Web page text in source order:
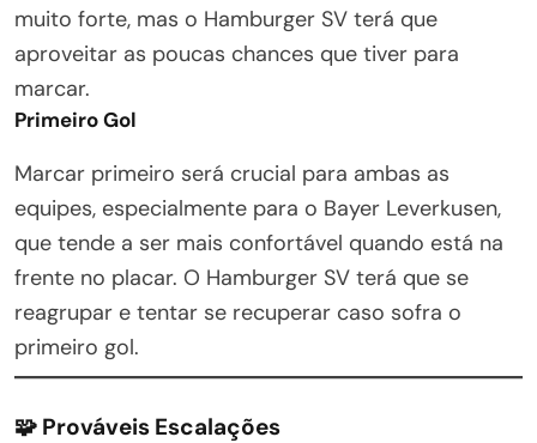
muito forte, mas o Hamburger SV terá que
aproveitar as poucas chances que tiver para
marcar.
Primeiro Gol
Marcar primeiro será crucial para ambas as
equipes, especialmente para o Bayer Leverkusen,
que tende a ser mais confortável quando está na
frente no placar. O Hamburger SV terá que se
reagrupar e tentar se recuperar caso sofra o
primeiro gol.
🧩 Prováveis Escalações